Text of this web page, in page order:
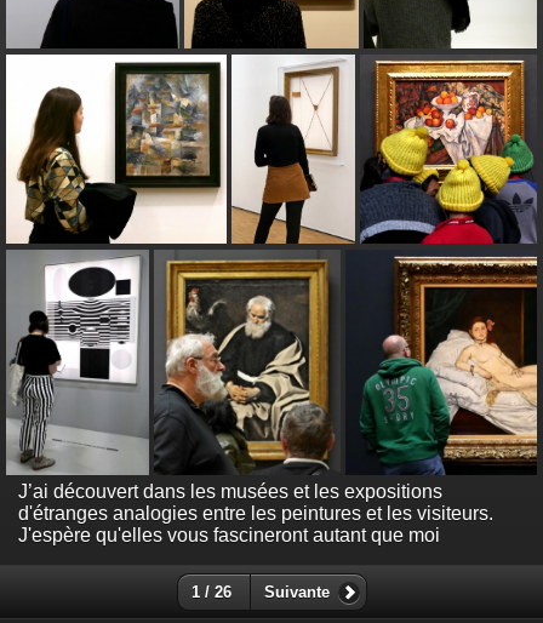
J’ai découvert dans les musées et les expositions
d'étranges analogies entre les peintures et les visiteurs.
J'espère qu'elles vous fascineront autant que moi
1 / 26 Suivante